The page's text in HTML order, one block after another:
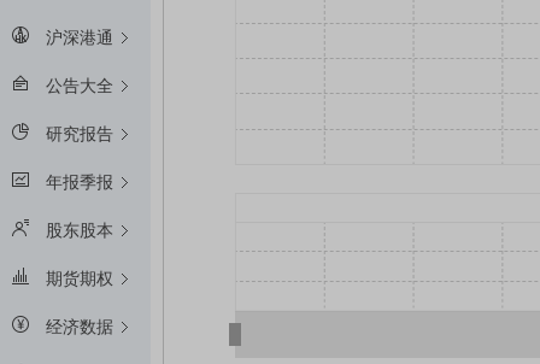
沪深港通
公告大全
研究报告
年报季报
股东股本
期货期权
经济数据